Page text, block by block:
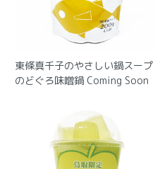
東條真千子のやさしい鍋スープ
のどぐろ味噌鍋 Coming Soon